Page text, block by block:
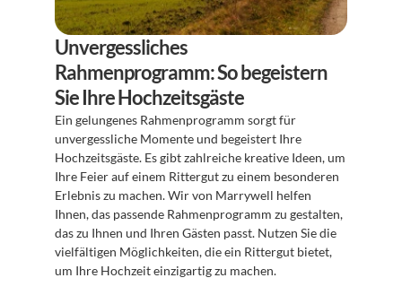
Unvergessliches
Rahmenprogramm: So begeistern
Sie Ihre Hochzeitsgäste
Ein gelungenes Rahmenprogramm sorgt für
unvergessliche Momente und begeistert Ihre
Hochzeitsgäste. Es gibt zahlreiche kreative Ideen, um
Ihre Feier auf einem Rittergut zu einem besonderen
Erlebnis zu machen. Wir von Marrywell helfen
Ihnen, das passende Rahmenprogramm zu gestalten,
das zu Ihnen und Ihren Gästen passt. Nutzen Sie die
vielfältigen Möglichkeiten, die ein Rittergut bietet,
um Ihre Hochzeit einzigartig zu machen.